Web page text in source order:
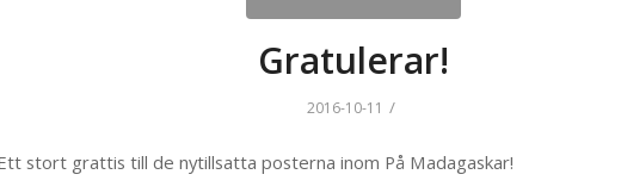
Gratulerar!
2016-10-11 /
stort grattis till de nytillsatta posterna inom På Madagaskar!